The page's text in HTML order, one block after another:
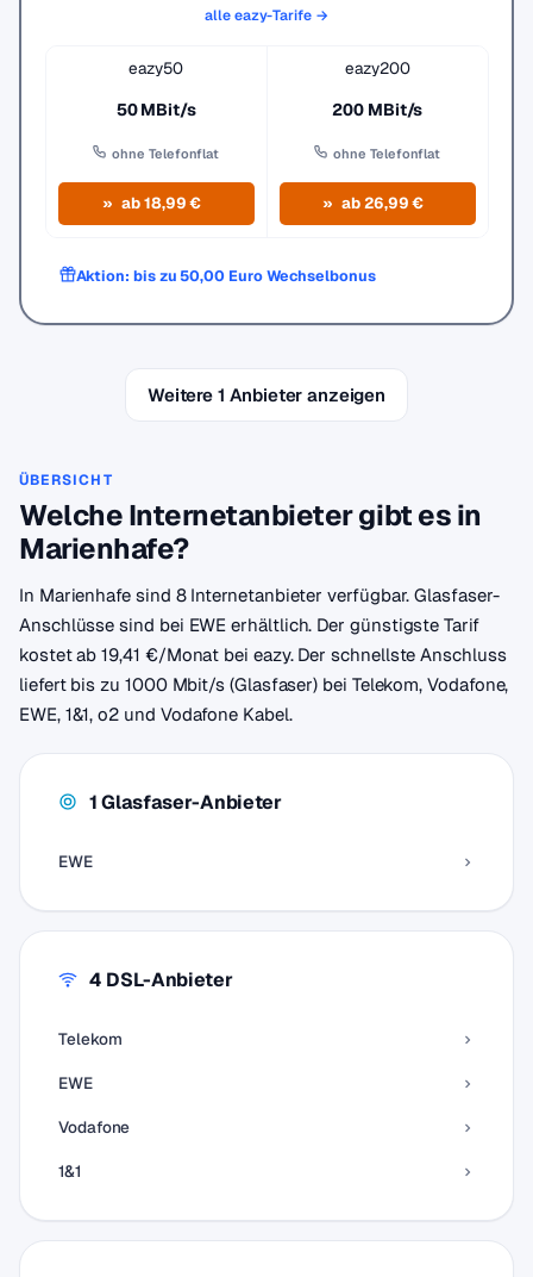
alle eazy-Tarife →
eazy50
50 MBit/s
ohne Telefonflat
ab 18,99 €
eazy200
200 MBit/s
ohne Telefonflat
ab 26,99 €
Aktion: bis zu 50,00 Euro Wechselbonus
Weitere 1 Anbieter anzeigen
ÜBERSICHT
Welche Internetanbieter gibt es in
Marienhafe?
In Marienhafe sind 8 Internetanbieter verfügbar. Glasfaser-
Anschlüsse sind bei EWE erhältlich. Der günstigste Tarif
kostet ab 19,41 €/Monat bei eazy. Der schnellste Anschluss
liefert bis zu 1000 Mbit/s (Glasfaser) bei Telekom, Vodafone,
EWE, 1&1, o2 und Vodafone Kabel.
1 Glasfaser-Anbieter
EWE
4 DSL-Anbieter
Telekom
EWE
Vodafone
1&1